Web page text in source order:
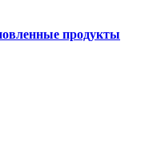
продукты